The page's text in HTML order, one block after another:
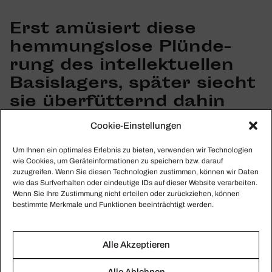
Cookie-Einstellungen
Um Ihnen ein optimales Erlebnis zu bieten, verwenden wir Technologien
wie Cookies, um Geräteinformationen zu speichern bzw. darauf
zuzugreifen. Wenn Sie diesen Technologien zustimmen, können wir Daten
wie das Surfverhalten oder eindeutige IDs auf dieser Website verarbeiten.
Wenn Sie Ihre Zustimmung nicht erteilen oder zurückziehen, können
bestimmte Merkmale und Funktionen beeinträchtigt werden.
Alle Akzeptieren
Erst amüsiert diese
hemmungs­lose Plün­de­
rung des intel­lek­tu­ellen
Basis­la­gers, später siecht
sie über­füt­ternd dahin
Kreid­lers Oper gleicht, auch darin Nestroy ähnlich,
einem raffi­niert arran­gierten Potpourri aus gängigem
Reper­toire-Salat. Zum Peter­si­li­en­sträuß­chen wird
„Tosca“ als Tonkon­serve vonRomelia Lich­ten­stein
zwar live auf, muss aber für seine kurzen „Tristan“-
Beigaben gar nicht richtig singen können. Am Ende